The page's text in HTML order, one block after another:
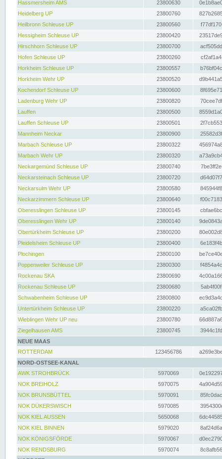
Hassmersheim AMS
23800630
Heidelberg UP
23800760
Heilbronn Schleuse UP
23800560
Hessigheim Schleuse UP
23800420
Hirschhorn Schleuse UP
23800700
Hofen Schleuse UP
23800260
Horkheim Schleuse UP
23800557
Horkheim Wehr UP
23800520
Kochendorf Schleuse UP
23800600
Ladenburg Wehr UP
23800820
Lauffen
23800500
Lauffen Schleuse UP
23800501
Mannheim Neckar
23800900
Marbach Schleuse UP
23800322
Marbach Wehr UP
23800320
Neckargemünd Schleuse UP
23800740
Neckarsteinach Schleuse UP
23800720
Neckarsulm Wehr UP
23800580
Neckarzimmern Schleuse UP
23800640
Oberesslingen Schleuse UP
23800145
Oberesslingen Wehr UP
23800140
Obertürkheim Schleuse UP
23800200
Pleidelsheim Schleuse UP
23800400
Plochingen
23800100
Poppenweiler Schleuse UP
23800300
Rockenau SKA
23800690
Rockenau Schleuse UP
23800680
Schwabenheim Schleuse UP
23800800
Untertürkheim Schleuse UP
23800220
Wieblingen Wehr UP neu
23800780
Ziegelhausen AMS
23800745
NEUE MAAS
ROTTERDAM
123456786
NORD-OSTSEE-KANAL
AWK STROHBRÜCK
5970069
NOK BREIHOLZ
5970075
NOK BRUNSBÜTTEL
5970091
NOK DÜKERSWISCH
5970085
NOK KIEL AUSSEN
5650068
NOK KIEL BINNEN
5979020
NOK KÖNIGSFÖRDE
5970067
NOK RENDSBURG
5970074